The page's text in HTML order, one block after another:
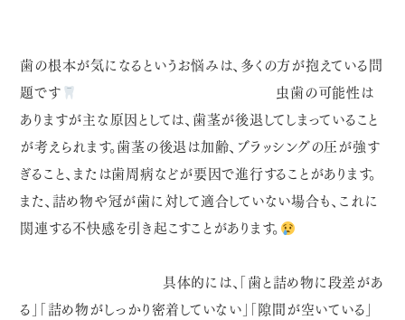
歯の根本が気になるというお悩みは、多くの方が抱えている問
題です
虫歯の可能性は
ありますが主な原因としては、歯茎が後退してしまっていること
が考えられます。歯茎の後退は加齢、ブラッシングの圧が強す
ぎること、または歯周病などが要因で進行することがあります。
また、詰め物や冠が歯に対して適合していない場合も、これに
関連する不快感を引き起こすことがあります。
具体的には、「歯と詰め物に段差があ
る」「詰め物がしっかり密着していない」「隙間が空いている」